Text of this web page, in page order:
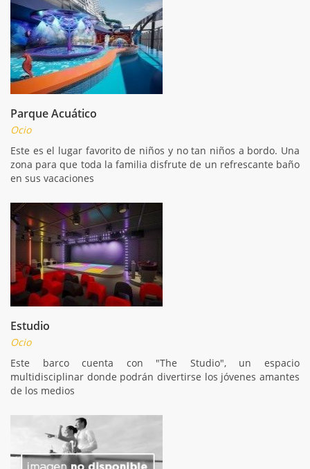
Parque Acuático
Ocio
Este es el lugar favorito de niños y no tan niños a bordo. Una
zona para que toda la familia disfrute de un refrescante baño
en sus vacaciones
Estudio
Ocio
Este barco cuenta con "The Studio", un espacio
multidisciplinar donde podrán divertirse los jóvenes amantes
de los medios